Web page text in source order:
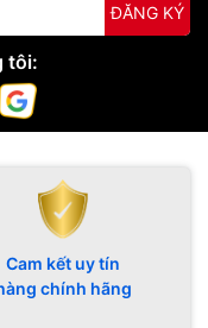
ĐĂNG KÝ
tôi:
Cam kết uy tín
chính hãng